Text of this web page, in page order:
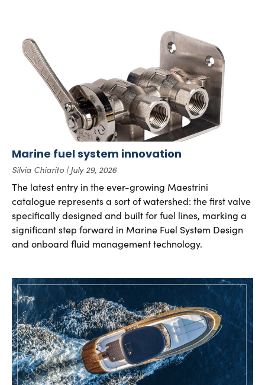
Marine fuel system innovation
Silvia Chiarito July 29, 2026
The latest entry in the ever-growing Maestrini
catalogue represents a sort of watershed: the first valve
specifically designed and built for fuel lines, marking a
significant step forward in Marine Fuel System Design
and onboard fluid management technology.